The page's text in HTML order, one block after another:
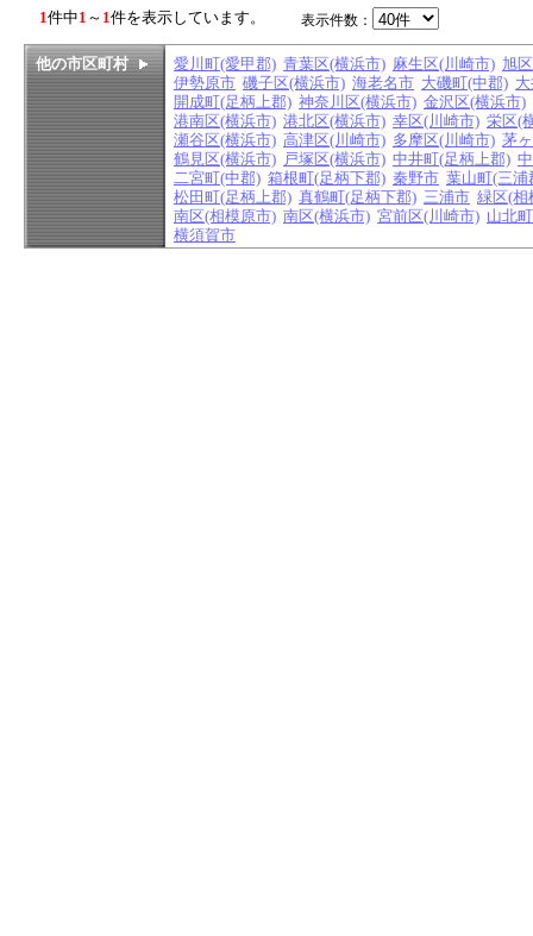
1件中1 ～ 1件を表示しています。 表示件数：
他の市区町村 愛川町(愛甲郡) 青葉区(横浜市) 麻生区(川崎市) 旭
伊勢原市 磯子区(横浜市) 海老名市 大磯町(中郡)
開成町(足柄上郡) 神奈川区(横浜市) 金沢区(横浜市)
港南区(横浜市) 港北区(横浜市) 幸区(川崎市) 栄区(
瀬谷区(横浜市) 高津区(川崎市) 多摩区(川崎市) 茅
鶴見区(横浜市) 戸塚区(横浜市) 中井町(足柄上郡)
二宮町(中郡) 箱根町(足柄下郡) 秦野市 葉山町(三浦
松田町(足柄上郡) 真鶴町(足柄下郡) 三浦市 緑区(相
南区(相模原市) 南区(横浜市) 宮前区(川崎市) 山北
横須賀市